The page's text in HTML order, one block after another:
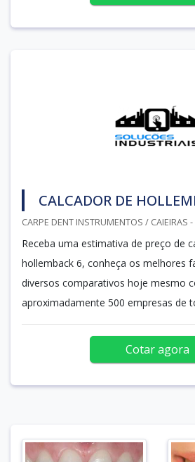
CALCADOR DE
CARPE DENT INSTRUMENTOS / CAIEIRAS -
Receba uma estimativa de preço de
hollemback 6, conheça os melhores
diversos comparativos hoje mesmo
aproximadamente 500 empresas de
Cotar agora